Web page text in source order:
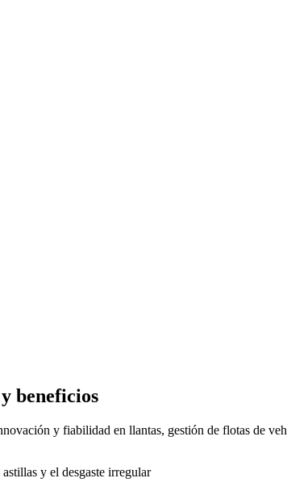
beneficios
y fiabilidad en llantas, gestión de flotas de
y el desgaste irregular